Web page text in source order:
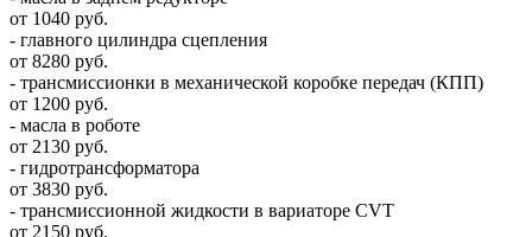
от 1040 руб.
- главного цилиндра сцепления
от 8280 руб.
- трансмиссионки в механической коробке передач (КПП)
от 1200 руб.
- масла в роботе
от 2130 руб.
- гидротрансформатора
от 3830 руб.
- трансмиссионной жидкости в вариаторе CVT
от 2150 руб.